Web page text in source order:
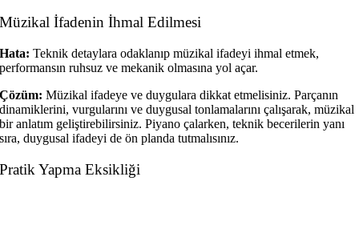
Müzikal İfadenin İhmal Edilmesi
Hata: Teknik detaylara odaklanıp müzikal ifadeyi ihmal etmek,
performansın ruhsuz ve mekanik olmasına yol açar.
Çözüm: Müzikal ifadeye ve duygulara dikkat etmelisiniz. Parçanın
dinamiklerini, vurgularını ve duygusal tonlamalarını çalışarak, müzikal
bir anlatım geliştirebilirsiniz. Piyano çalarken, teknik becerilerin yanı
sıra, duygusal ifadeyi de ön planda tutmalısınız.
Pratik Yapma Eksikliği